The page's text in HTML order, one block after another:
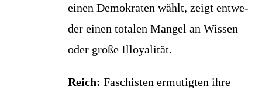
einen Demo­kra­ten wählt, zeigt ent­we­
der einen tota­len Man­gel an Wis­sen
oder gro­ße Illoyalität.
Reich: Faschis­ten ermu­tig­ten ihre